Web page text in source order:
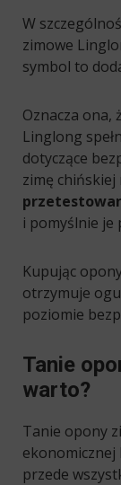
W
zimowe
symbol to
Oznacza ona,
Linglong
dotyczące
zimę chińskiej
i pomyślnie je
Kupując
otrzymuje
poziomie
Tanie
warto?
Tanie opony
ekonomicznej
przede